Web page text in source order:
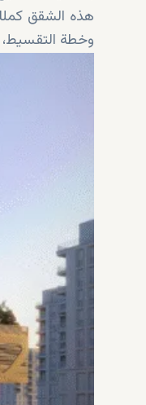
هذه الشقق
وخطة التقسيط،